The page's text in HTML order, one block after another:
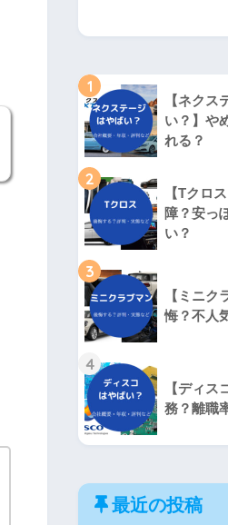
1
【ネクス
い？】や
れる？
2
【Tクロ
障？安っ
い？
3
【ミニ
悔？不人
4
【ディ
務？離職
最近の投稿